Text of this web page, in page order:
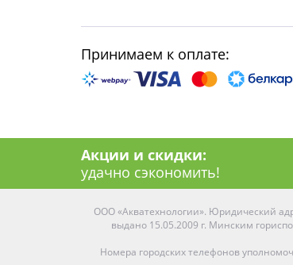
Принимаем к оплате:
Акции и скидки:
удачно сэкономить!
ООО «Акватехнологии». Юридический
выдано 15.05.2009 г. Минским
Номера городских телефонов